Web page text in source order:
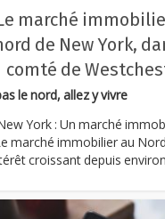
marché
de New York,
comté de
le nord, allez y vivre
York : Un marché
marché immobilier au
croissant depuis